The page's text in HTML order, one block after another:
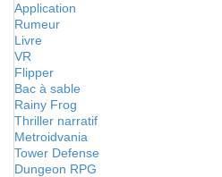
Application
Rumeur
Livre
VR
Flipper
Bac à sable
Rainy Frog
Thriller narratif
Metroidvania
Tower Defense
Dungeon RPG